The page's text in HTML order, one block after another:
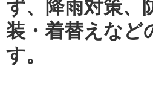
ず、降雨対策、
装・着替えなど
す。